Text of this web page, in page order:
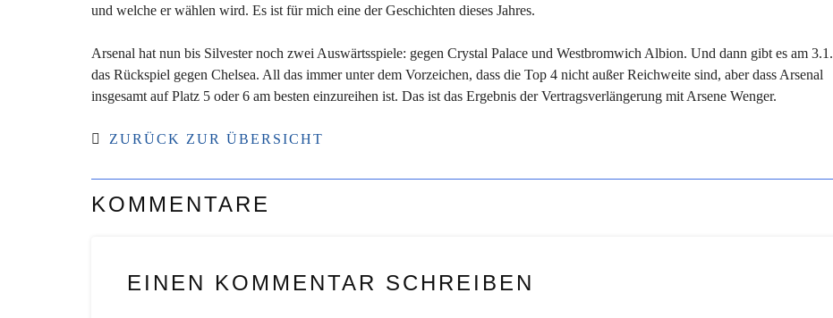
und welche er wählen wird. Es ist für mich eine der Geschichten dieses Jahres.
Arsenal hat nun bis Silvester noch zwei Auswärtsspiele: gegen Crystal Palace und Westbromwich Albion. Und dann gibt es am 3.1.
das Rückspiel gegen Chelsea. All das immer unter dem Vorzeichen, dass die Top 4 nicht außer Reichweite sind, aber dass Arsenal
insgesamt auf Platz 5 oder 6 am besten einzureihen ist. Das ist das Ergebnis der Vertragsverlängerung mit Arsene Wenger.
ZURÜCK ZUR ÜBERSICHT
KOMMENTARE
EINEN KOMMENTAR SCHREIBEN